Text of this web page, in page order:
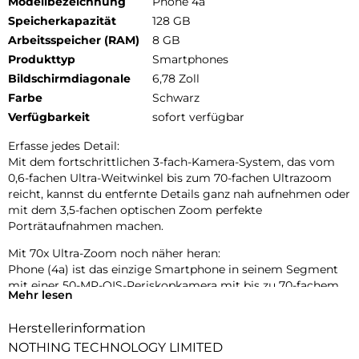
Speicherkapazität
128 GB
Arbeitsspeicher (RAM)
8 GB
Produkttyp
Smartphones
Bildschirmdiagonale
6,78 Zoll
Farbe
Schwarz
Verfügbarkeit
sofort verfügbar
Erfasse jedes Detail:
Mit dem fortschrittlichen 3-fach-Kamera-System, das vom
0,6-fachen Ultra-Weitwinkel bis zum 70-fachen Ultrazoom
reicht, kannst du entfernte Details ganz nah aufnehmen oder
mit dem 3,5-fachen optischen Zoom perfekte
Porträtaufnahmen machen.
Mit 70x Ultra-Zoom noch näher heran:
Phone (4a) ist das einzige Smartphone in seinem Segment
mit einer 50-MP-OIS-Periskopkamera mit bis zu 70-fachem
Ultra-Zoom. Entwickelt, um Details in jeder Entfernung
Tetraprismen-Periskop-Zoom:
Mehr lesen
Herstellerinformation
NOTHING TECHNOLOGY LIMITED